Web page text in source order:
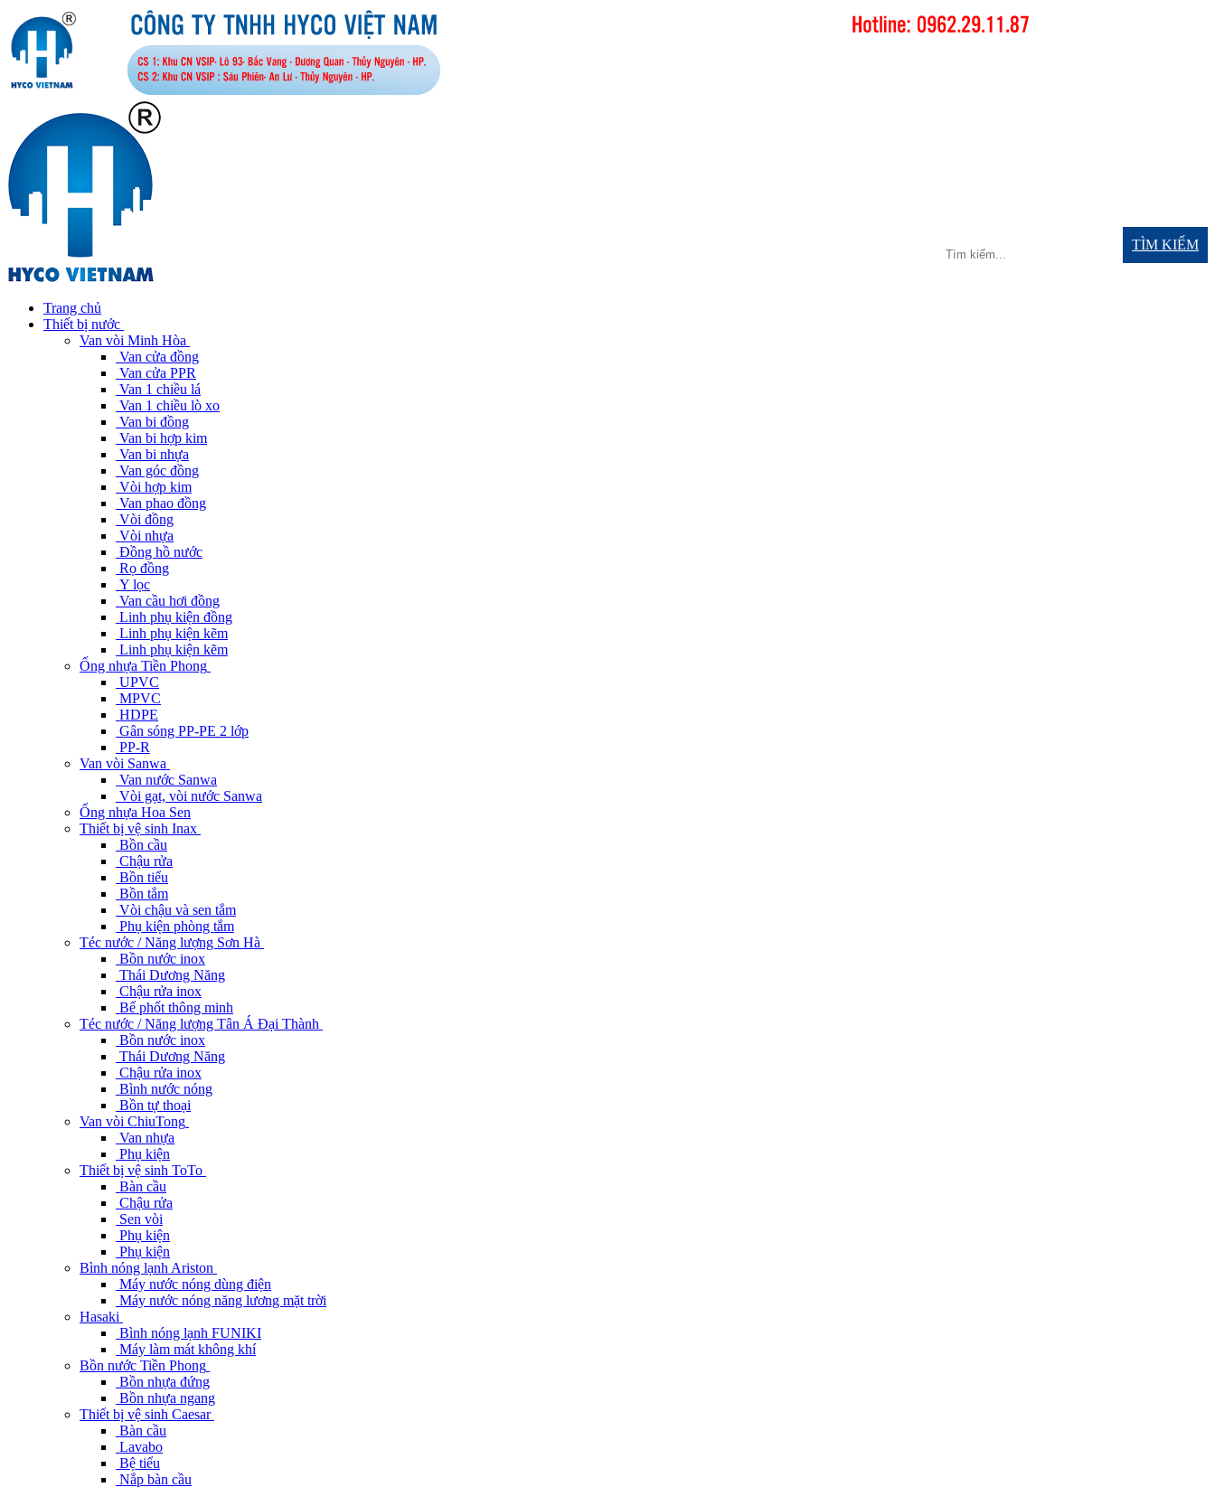
TÌM KIẾM
Trang chủ
Thiết bị nước
Van vòi Minh Hòa
Van cửa đồng
Van cửa PPR
Van 1 chiều lá
Van 1 chiều lò xo
Van bi đồng
Van bi hợp kim
Van bi nhựa
Van góc đồng
Vòi hợp kim
Van phao đồng
Vòi đồng
Vòi nhựa
Đồng hồ nước
Rọ đồng
Y lọc
Van cầu hơi đồng
Linh phụ kiện đồng
Linh phụ kiện kẽm
Linh phụ kiện kẽm
Ống nhựa Tiền Phong
UPVC
MPVC
HDPE
Gân sóng PP-PE 2 lớp
PP-R
Van vòi Sanwa
Van nước Sanwa
Vòi gạt, vòi nước Sanwa
Ống nhựa Hoa Sen
Thiết bị vệ sinh Inax
Bồn cầu
Chậu rửa
Bồn tiểu
Bồn tắm
Vòi chậu và sen tắm
Phụ kiện phòng tắm
Téc nước / Năng lượng Sơn Hà
Bồn nước inox
Thái Dương Năng
Chậu rửa inox
Bể phốt thông minh
Téc nước / Năng lượng Tân Á Đại Thành
Bồn nước inox
Thái Dương Năng
Chậu rửa inox
Bình nước nóng
Bồn tự thoại
Van vòi ChiuTong
Van nhựa
Phụ kiện
Thiết bị vệ sinh ToTo
Bàn cầu
Chậu rửa
Sen vòi
Phụ kiện
Phụ kiện
Bình nóng lạnh Ariston
Máy nước nóng dùng điện
Máy nước nóng năng lương mặt trời
Hasaki
Bình nóng lạnh FUNIKI
Máy làm mát không khí
Bồn nước Tiền Phong
Bồn nhựa đứng
Bồn nhựa ngang
Thiết bị vệ sinh Caesar
Bàn cầu
Lavabo
Bệ tiểu
Nắp bàn cầu